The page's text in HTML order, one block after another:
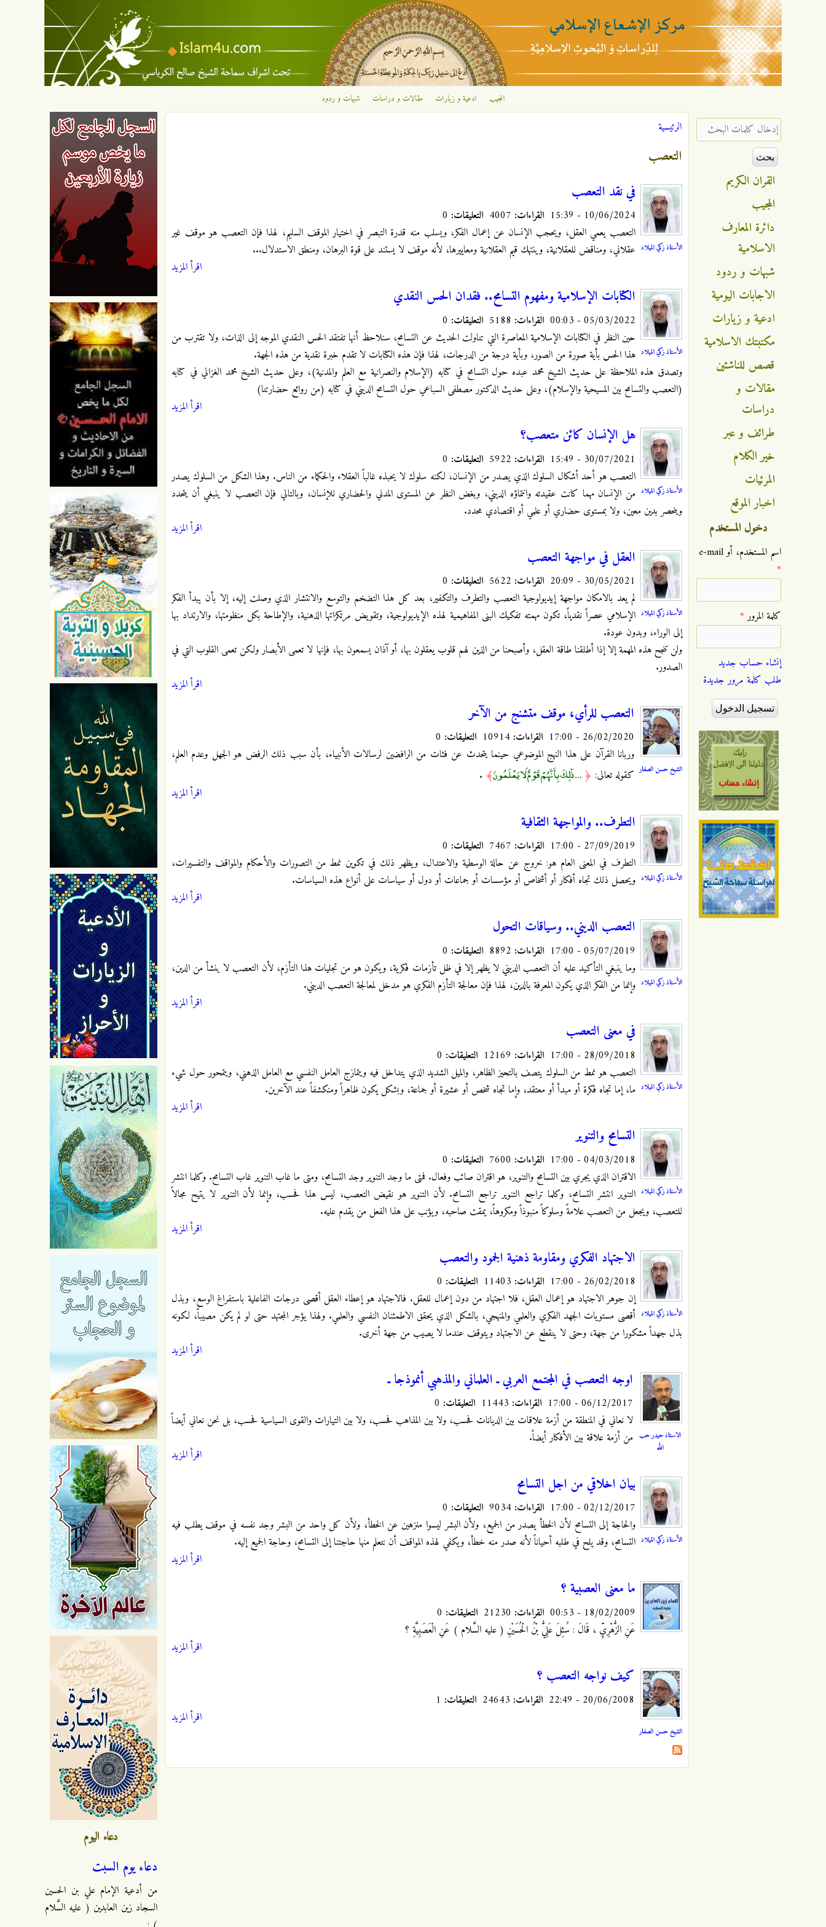
تجاوز إلى المحتوى الرئيسي
الإشعاع
الإسلامي
المجيب ادعية و زيارات مقالات و دراسات شبهات و ردود
أنت هنا
الرئيسية
التعصب
الأستاذ زكي الميلاد
في نقد التعصب
10/06/2024 - 15:39 القراءات: التعليقات:
التعصب يعمي العقل، ويحجب الإنسان عن إعمال الفكر، ويسلب منه قدرة التبصر في اختيار الموقف السليم، لهذا فإن التعصب هو موقف غير
عقلاني، ومناقض للعقلانية، وينتهك قيم العقلانية ومعاييرها، لأنه موقف لا يستند على قوة البرهان، ومنطق الاستدلال...
اقرأ المزيد
الأستاذ زكي الميلاد
الكتابات الإسلامية ومفهوم التسامح.. فقدان الحس النقدي
05/03/2022 - 00:03 القراءات: التعليقات:
حين النظر في الكتابات الإسلامية المعاصرة التي تناولت الحديث عن التسامح، سنلاحظ أنها تفتقد الحس النقدي الموجه إلى الذات، ولا تقترب من
هذا الحس بأية صورة من الصور، وبأية درجة من الدرجات، لهذا فإن هذه الكتابات لا تقدم خبرة نقدية من هذه الجهة.
وتصدق هذه الملاحظة على حديث الشيخ محمد عبده حول التسامح في كتابه (الإسلام والنصرانية مع العلم والمدنية)، وعلى حديث الشيخ محمد الغزالي في كتابه
(التعصب والتسامح بين المسيحية والإسلام)، وعلى حديث الدكتور مصطفى السباعي حول التسامح الديني في كتابه (من روائع حضارتنا)
اقرأ المزيد
الأستاذ زكي الميلاد
هل الإنسان كائن متعصب؟
30/07/2021 - 15:49 القراءات: التعليقات:
التعصب هو أحد أشكال السلوك الذي يصدر من الإنسان، لكنه سلوك لا يحبذه غالباً العقلاء والحكماء من الناس. وهذا الشكل من السلوك يصدر
من الإنسان مهما كانت عقيدته وانتماؤه الديني، وبغض النظر عن المستوى المدني والحضاري للإنسان، وبالتالي فإن التعصب لا ينبغي أن يتحدد
وينحصر بدين معين، ولا بمستوى حضاري أو علمي أو اقتصادي محدد.
اقرأ المزيد
الأستاذ زكي الميلاد
العقل في مواجهة التعصب
30/05/2021 - 20:09 القراءات: التعليقات:
لم يعد بالامكان مواجهة إيديولوجية التعصب والتطرف والتكفير، بعد كل هذا التضخم والتوسع والانتشار الذي وصلت إليه، إلا بأن يبدأ الفكر
الإسلامي عصراً نقدياً، تكون مهمته تفكيك البنى المفاهيمية لهذه الإيديولوجية، وتقويض مرتكزاتها الذهنية، والإطاحة بكل منظومتها، والارتداد بها
إلى الوراء، وبدون عودة.
ولن تنجح هذه المهمة إلا إذا أطلقنا طاقة العقل، وأصبحنا من الذين لهم قلوب يعقلون بها، أو آذان يسمعون بها، فإنها لا تعمى الأبصار ولكن تعمى القلوب التي في
الصدور.
اقرأ المزيد
الشيخ حسن الصفار
التعصب للرأي، موقف متشنج من الآخر
26/02/2020 - 17:00 القراءات: التعليقات:
وربانا القرآن على هذا النهج الموضوعي حينما يتحدث عن فئات من الرافضين لرسالات الأنبياء، بأن سبب ذلك الرفض هو الجهل وعدم العلم،
كقوله تعالى: ﴿ ... ذَٰلِكَ بِأَنَّهُمْ قَوْمٌ لَا يَعْلَمُونَ﴾ .
اقرأ المزيد
الأستاذ زكي الميلاد
التطرف.. والمواجهة الثقافية
27/09/2019 - 17:00 القراءات: التعليقات:
التطرف في المعنى العام هو: خروج عن حالة الوسطية والاعتدال، ويظهر ذلك في تكوين نمط من التصورات والأحكام والمواقف والتفسيرات،
ويحصل ذلك تجاه أفكار أو أشخاص أو مؤسسات أو جماعات أو دول أو سياسات على أنواع هذه السياسات.
اقرأ المزيد
الأستاذ زكي الميلاد
التعصب الديني.. وسياقات التحول
05/07/2019 - 17:00 القراءات: التعليقات:
وما ينبغي التأكيد عليه أن التعصب الديني لا يظهر إلا في ظل تأزمات فكرية، ويكون هو من تجليات هذا التأزم، لأن التعصب لا ينشأ من الدين،
وإنما من الفكر الذي يكون المعرفة بالدين، لهذا فإن معالجة التأزم الفكري هو مدخل لمعالجة التعصب الديني.
اقرأ المزيد
الأستاذ زكي الميلاد
في معنى التعصب
28/09/2018 - 17:00 القراءات: التعليقات:
التعصب هو نمط من السلوك يتصف بالتحيز الظاهر، والميل الشديد الذي يتداخل فيه ويتمازج العامل النفسي مع العامل الذهني، ويتمحور حول شيء
ما، إما تجاه فكرة أو مبدأ أو معتقد، وإما تجاه شخص أو عشيرة أو جماعة، وبشكل يكون ظاهراً ومنكشفاً عند الآخرين.
اقرأ المزيد
الأستاذ زكي الميلاد
التسامح والتنوير
04/03/2018 - 17:00 القراءات: التعليقات:
الاقتران الذي يجري بين التسامح والتنوير، هو اقتران صائب وفعال. فمتى ما وجد التنوير وجد التسامح، ومتى ما غاب التنوير غاب التسامح. وكلما انتشر
التنوير انتشر التسامح، وكلما تراجع التنوير تراجع التسامح. لأن التنوير هو نقيض التعصب، ليس هذا فحسب، وإنما لأن التنوير لا يتيح مجالاً
للتعصب، ويجعل من التعصب علامةً وسلوكاً منبوذاً ومكروهاً، يمقت صاحبه، ويؤنب على هذا الفعل من يقدم عليه.
اقرأ المزيد
الأستاذ زكي الميلاد
الاجتهاد الفكري ومقاومة ذهنية الجمود والتعصب
26/02/2018 - 17:00 القراءات: التعليقات:
إن جوهر الاجتهاد هو إعمال العقل، فلا اجتهاد من دون إعمال للعقل. فالاجتهاد هو إعطاء العقل أقصى درجات الفاعلية باستفراغ الوسع، وبذل
أقصى مستويات الجهد الفكري والعلمي والمنهجي، بالشكل الذي يحقق الاطمئنان النفسي والعلمي. ولهذا يؤجر المجتهد حتى لو لم يكن مصيباً، لكونه
بذل جهداً مشكورا من جهة، وحتى لا ينقطع عن الاجتهاد ويتوقف عندما لا يصيب من جهة أخرى.
اقرأ المزيد
الاستاذ حيدر حب
الله
اوجه التعصب في المجتمع العربي ـ العلماني والمذهبي أنموذجا ـ
06/12/2017 - 17:00 القراءات: التعليقات:
لا نعاني في المنطقة من أزمة علاقات بين الديانات فحسب، ولا بين المذاهب فحسب، ولا بين التيارات والقوى السياسية فحسب، بل نحن نعاني أيضاً
من أزمة علاقة بين الأفكار أيضاً.
اقرأ المزيد
الأستاذ زكي الميلاد
بيان اخلاقي من اجل التسامح
02/12/2017 - 17:00 القراءات: التعليقات:
والحاجة إلى التسامح لأن الخطأ يصدر من الجميع، ولأن البشر ليسوا منزهين عن الخطأ، ولأن كل واحد من البشر وجد نفسه في موقف يطلب فيه
التسامح، وقد يلح في طلبه أحياناً لأنه صدر منه خطأ، ويكفي لهذه المواقف أن نتعلم منها حاجتنا إلى التسامح، وحاجة الجميع إليه.
اقرأ المزيد
ما معنى العصبية ؟
18/02/2009 - 00:53 القراءات: التعليقات:
عَنِ الزُّهْرِيِّ ، قَالَ : سُئِلَ عَلِيُّ بْنُ الْحُسَيْنِ ( عليه السَّلام ) عَنِ الْعَصَبِيَّةِ ؟
اقرأ المزيد
الشيخ حسن الصفار
كيف نواجه التعصب ؟
20/06/2008 - 22:49 القراءات: التعليقات:
اقرأ المزيد
دعاء اليوم
دعاء يوم السبت
من أدعية الإمام علي بن الحسين
السجاد زين العابدين ( عليه السَّلام
‏إدخال كلمات البحث ‏
القران الكريم
المجيب
دائرة المعارف
الاسلامية
شبهات و ردود
الاجابات اليومية
ادعية و زيارات
مكتبتك الاسلامية
قصص للناشئين
مقالات و
دراسات
طرائف و عبر
خير الكلام
المرئيات
اخبار الموقع
دخول المستخدم
‏اسم المستخدم، أو e-mail
*
‏كلمة المرور ‏*
إنشاء حساب جديد
طلب كلمة مرور جديدة